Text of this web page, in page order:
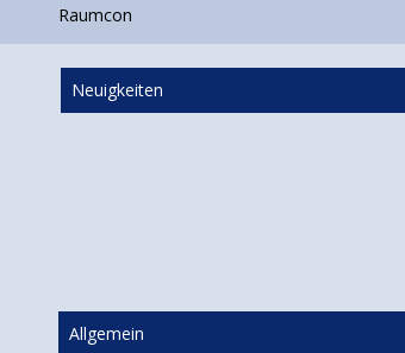
Raumcon
Neuigkeiten
Allgemein